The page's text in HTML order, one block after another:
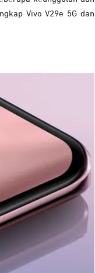
Vivo V29e 5G dan